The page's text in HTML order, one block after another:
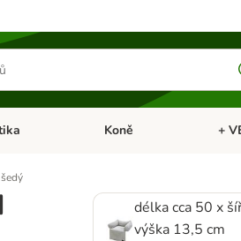
Ptáci Otevřít menu: Akvaristika
Koně +
délka cca 50 x
výška 13,5 cm